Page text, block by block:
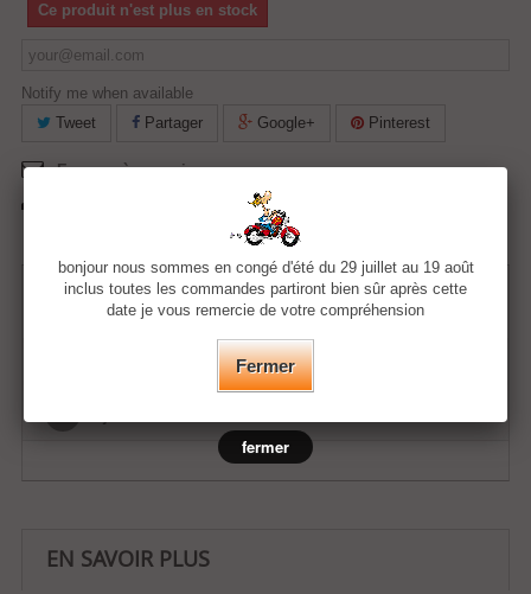
Ce produit n'est plus en stock
Notify me when available
Tweet
Partager Google+ Pinterest
Envoyer à un ami
21,99 €
EN SAVOIR PLUS
bonjour nous sommes en congé d'été du 29 juillet au 19 août
inclus toutes les commandes partiront bien sûr après cette
date je vous remercie de votre compréhension
Fermer
fermer